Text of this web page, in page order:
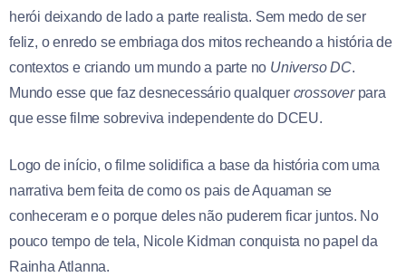
herói deixando de lado a parte realista. Sem medo de ser
feliz, o enredo se embriaga dos mitos recheando a história de
contextos e criando um mundo a parte no Universo DC.
Mundo esse que faz desnecessário qualquer crossover para
que esse filme sobreviva independente do DCEU.
Logo de início, o filme solidifica a base da história com uma
narrativa bem feita de como os pais de Aquaman se
conheceram e o porque deles não puderem ficar juntos. No
pouco tempo de tela, Nicole Kidman conquista no papel da
Rainha Atlanna.